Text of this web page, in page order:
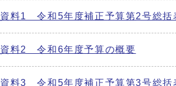
資料1 令和5年度補正予算第2号総括
資料2 令和6年度予算の概要
資料3 令和5年度補正予算第3号総括